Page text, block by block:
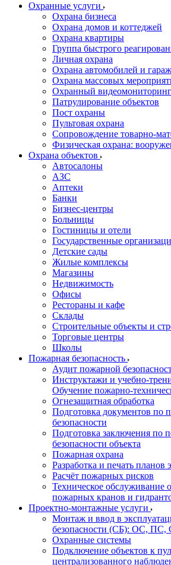
Охранные услуги
Охрана бизнеса
Охрана домов и коттеджей
Охрана квартиры
Группа быстрого
Личная охрана
Охрана автомобилей и
Охрана массовых
Охранный видеомониторинг
Патрулирование объектов
Пост охраны
Пультовая охрана
Сопровождение товарно-
Физическая охрана:
Охрана объектов
Автосалоны
АЗС
Аптеки
Банки
Бизнес-центры
Больницы
Гостиницы и отели
Государственные
Детские сады
Жилые комплексы
Магазины
Недвижимость
Офисы
Рестораны и кафе
Склады
Строительные объекты и
Торговые центры
Школы
Пожарная безопасность
Аудит пожарной
Инструктажи и учебно-
Обучение пожарно-
Огнезащитная обработка
Подготовка документов по
безопасности
Подготовка заключения по
безопасности объекта
Пожарная охрана
Разработка и печать планов
Расчёт пожарных рисков
Техническое обслуживание
пожарных кранов и
Проектно-монтажные услуги
Монтаж и ввод в
безопасности (СБ): ОС,
Охранные системы
Подключение объектов к
централизованного